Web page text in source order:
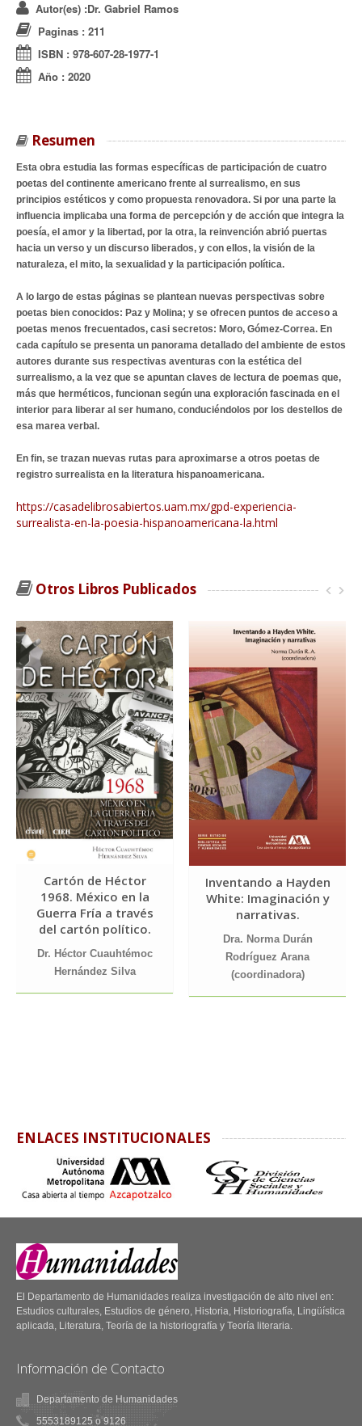
Autor(es) :Dr. Gabriel Ramos
Paginas : 211
ISBN : 978-607-28-1977-1
Año : 2020
Resumen
Esta obra estudia las formas específicas de participación de cuatro
poetas del continente americano frente al surrealismo, en sus
principios estéticos y como propuesta renovadora. Si por una parte la
influencia implicaba una forma de percepción y de acción que integra la
poesía, el amor y la libertad, por la otra, la reinvención abrió puertas
hacia un verso y un discurso liberados, y con ellos, la visión de la
naturaleza, el mito, la sexualidad y la participación política.
A lo largo de estas páginas se plantean nuevas perspectivas sobre
poetas bien conocidos: Paz y Molina; y se ofrecen puntos de acceso a
poetas menos frecuentados, casi secretos: Moro, Gómez-Correa. En
cada capítulo se presenta un panorama detallado del ambiente de estos
autores durante sus respectivas aventuras con la estética del
surrealismo, a la vez que se apuntan claves de lectura de poemas que,
más que herméticos, funcionan según una exploración fascinada en el
interior para liberar al ser humano, conduciéndolos por los destellos de
esa marea verbal.
En fin, se trazan nuevas rutas para aproximarse a otros poetas de
registro surrealista en la literatura hispanoamericana.
https://casadelibrosabiertos.uam.mx/gpd-experiencia-
surrealista-en-la-poesia-hispanoamericana-la.html
Otros Libros Publicados
Cartón de Héctor
1968. México en la
Guerra Fría a través
del cartón político.
Dr. Héctor Cuauhtémoc
Hernández Silva
Inventando a Hayden
White: Imaginación y
narrativas.
Dra. Norma Durán
Rodríguez Arana
(coordinadora)
ENLACES INSTITUCIONALES
El Departamento de Humanidades realiza investigación de alto nivel en:
Estudios culturales, Estudios de género, Historia, Historiografía, Lingüística
aplicada, Literatura, Teoría de la historiografía y Teoría literaria.
Información de Contacto
Departamento de Humanidades
5553189125 o 9126